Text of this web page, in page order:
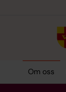
Om oss